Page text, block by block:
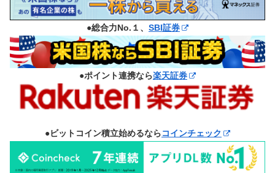
●総合力No.１、 SBI証券
●ポイント連携なら楽天証券
●ビットコイン積立始めるならコインチェック